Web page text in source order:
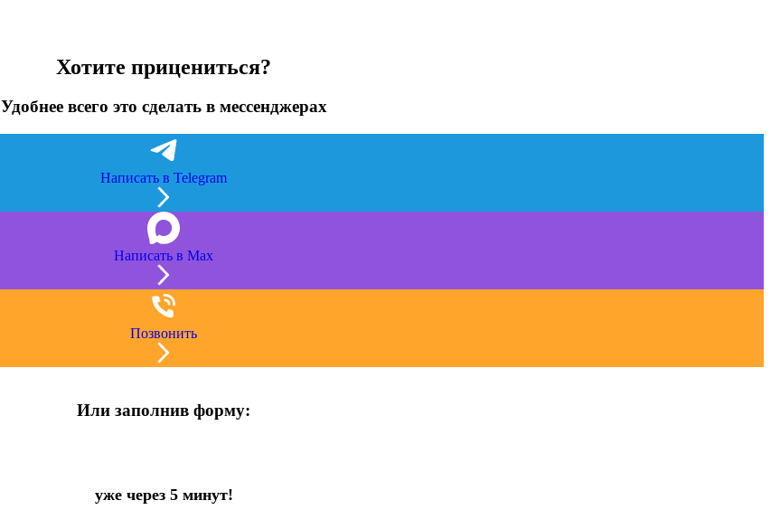
Хотите прицениться?
Удобнее всего это сделать в мессенджерах
Написать в Telegram
Написать в Max
Позвонить
Или заполнив форму:
уже через 5 минут!